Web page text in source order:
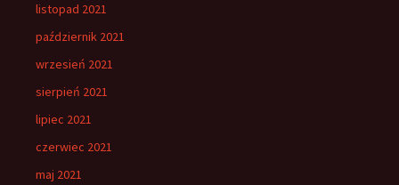
listopad 2021
październik 2021
wrzesień 2021
sierpień 2021
lipiec 2021
czerwiec 2021
maj 2021